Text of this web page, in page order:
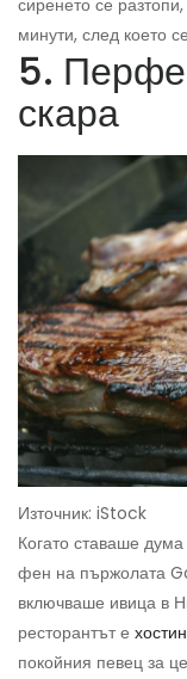
сиренето се
минути, след което
5.
скара
Източник: iStock
Когато ставаше
фен на пържолата
включваше ивица в
ресторантът е
покойния певец за